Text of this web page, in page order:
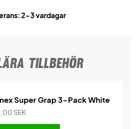
2-3 vardagar
TILLBEHÖR
Super Grap 3-Pack White
SEK